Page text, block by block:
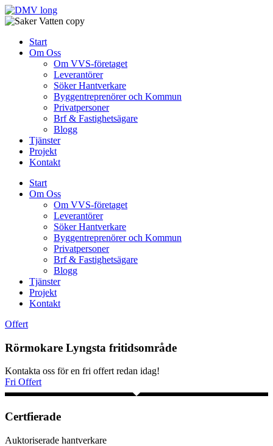
Skip
to
Start
Om Oss
Om VVS-företaget
Leverantörer
Söker Hantverkare
Byggentreprenörer och Kommun
Privatpersoner
Brf & Fastighetsägare
Blogg
Tjänster
Projekt
Kontakt
Start
Om Oss
Om VVS-företaget
Leverantörer
Söker Hantverkare
Byggentreprenörer och Kommun
Privatpersoner
Brf & Fastighetsägare
Blogg
Tjänster
Projekt
Kontakt
Offert
Rörmokare Lyngsta fritidsområde
Kontakta oss för en fri offert redan idag!
Fri Offert
Certfierade
Auktoriserade hantverkare